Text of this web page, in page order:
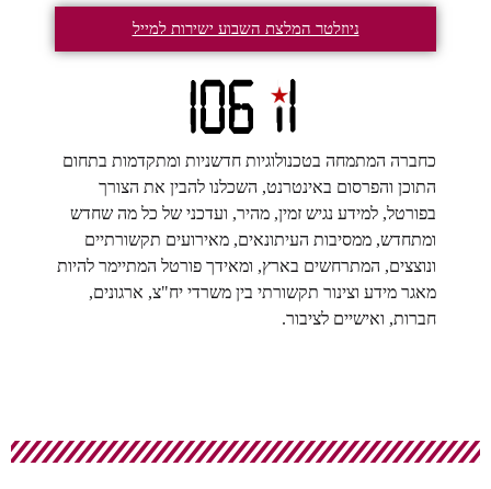
ניוזלטר המלצת השבוע ישירות למייל
כחברה המתמחה בטכנולוגיות חדשניות ומתקדמות בתחום
התוכן והפרסום באינטרנט, השכלנו להבין את הצורך
בפורטל, למידע נגיש זמין, מהיר, ועדכני של כל מה שחדש
ומתחדש, ממסיבות העיתונאים, מאירועים תקשורתיים
ונוצצים, המתרחשים בארץ, ומאידך פורטל המתיימר להיות
מאגר מידע וצינור תקשורתי בין משרדי יח"צ, ארגונים,
חברות, ואישיים לציבור.